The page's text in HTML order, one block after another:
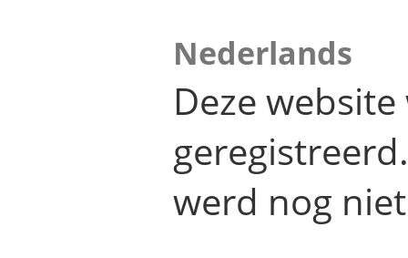
Nederlands
Deze
werd nog